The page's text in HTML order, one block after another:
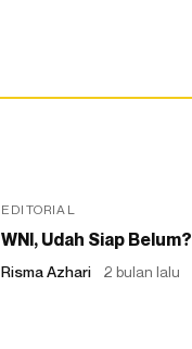
EDITORIAL
WNI, Udah Siap Belum?
Risma Azhari 2 bulan lalu